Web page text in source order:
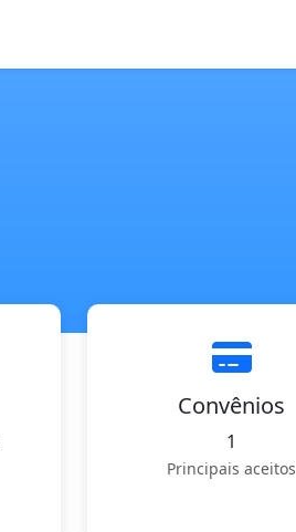
Convênios
1
Principais aceitos